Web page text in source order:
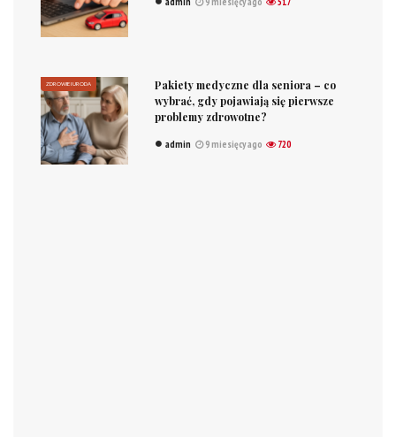
ZDROWIE I URODA
Pakiety medyczne dla seniora – co
wybrać, gdy pojawiają się pierwsze
problemy zdrowotne?
admin 9 miesięcy ago 720